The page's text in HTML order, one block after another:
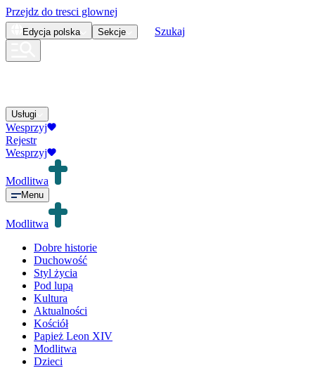
Przejdz do tresci glownej
Edycja polska Sekcje Szukaj
Usługi
Wesprzyj
Rejestr
Wesprzyj
Modlitwa
Menu
Modlitwa
Dobre historie
Duchowość
Styl życia
Pod lupą
Kultura
Aktualności
Kościół
Papież Leon XIV
Modlitwa
Dzieci